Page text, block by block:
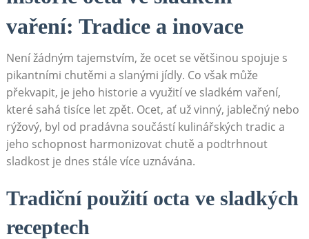
vaření: Tradice a inovace
Není žádným tajemstvím, že ocet se většinou spojuje ⁢s​
pikantními chutěmi a slanými jídly. Co však může
⁤překvapit, je jeho historie a využití ve sladkém ‍vaření,
které sahá ⁢tisíce let zpět. Ocet, ať už vinný, jablečný nebo
rýžový, byl od pradávna součástí kulinářských tradic a
jeho schopnost harmonizovat chutě a podtrhnout
sladkost je dnes stále ⁣více uznávána.
Tradiční použití octa ve sladkých
receptech